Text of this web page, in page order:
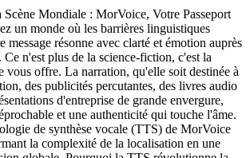
Mondiale : MorVoice, Votre Passeport
un monde où les barrières linguistiques
message résonne avec clarté et émotion auprès
n'est plus de la science-fiction, c'est la
vous offre. La narration, qu'elle soit destinée à
des publicités percutantes, des livres audio
d'entreprise de grande envergure,
et une authenticité qui touche l'âme.
de synthèse vocale (TTS) de MorVoice
la complexité de la localisation en une